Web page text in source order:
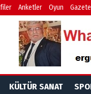
Anketler Oyun
KÜLTÜR SANAT